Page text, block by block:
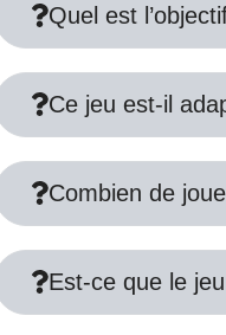
Quel est
Ce jeu est-il
Combien de
Est-ce que le